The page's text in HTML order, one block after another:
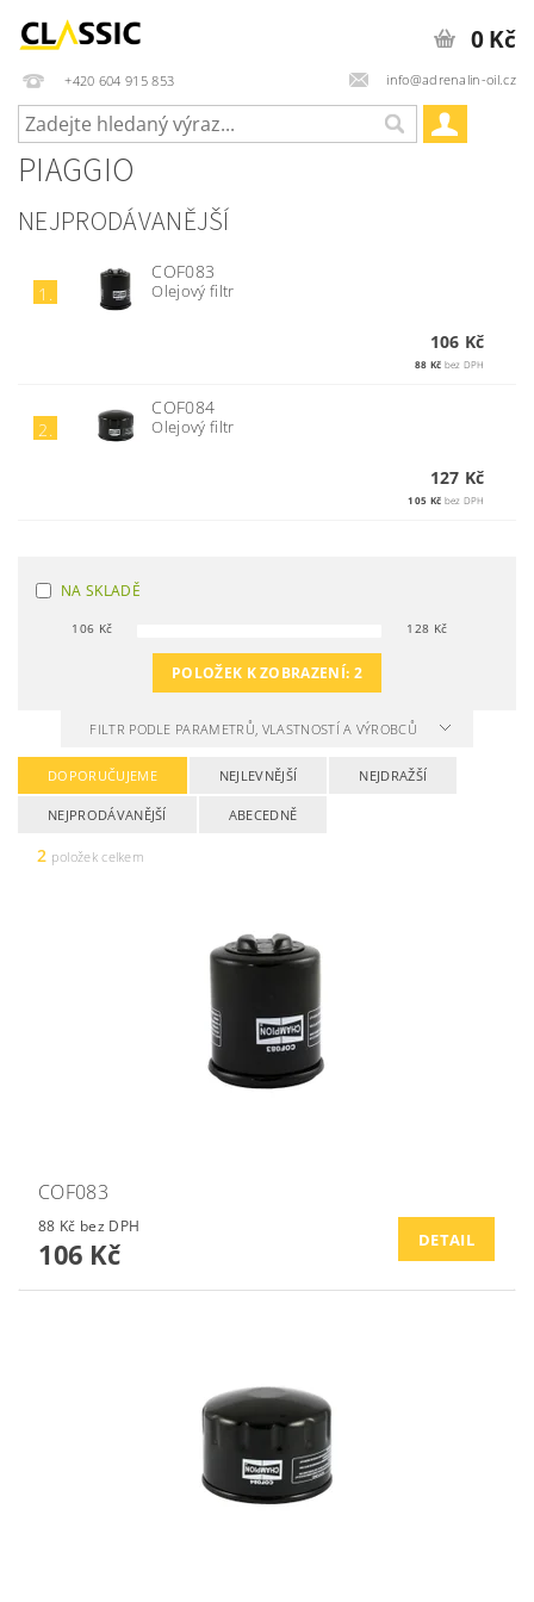
+420 604 915 853 info@adrenalin-oil.cz
0 Kč
PIAGGIO
NEJPRODÁVANĚJŠÍ
1.
COF083
Olejový filtr
106 Kč
88 Kč bez DPH
2.
COF084
Olejový filtr
127 Kč
105 Kč bez DPH
NA SKLADĚ
106 Kč 128 Kč
POLOŽEK K ZOBRAZENÍ: 2
FILTR PODLE PARAMETRŮ, VLASTNOSTÍ A VÝROBCŮ
DOPORUČUJEME NEJLEVNĚJŠÍ NEJDRAŽŠÍ
NEJPRODÁVANĚJŠÍ ABECEDNĚ
2 položek celkem
COF083
88 Kč bez DPH
106 Kč DETAIL